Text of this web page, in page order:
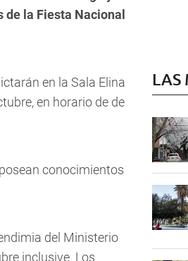
la Fiesta Nacional
en la Sala Elina
en horario de de
conocimientos
del Ministerio
inclusive. Los
LAS